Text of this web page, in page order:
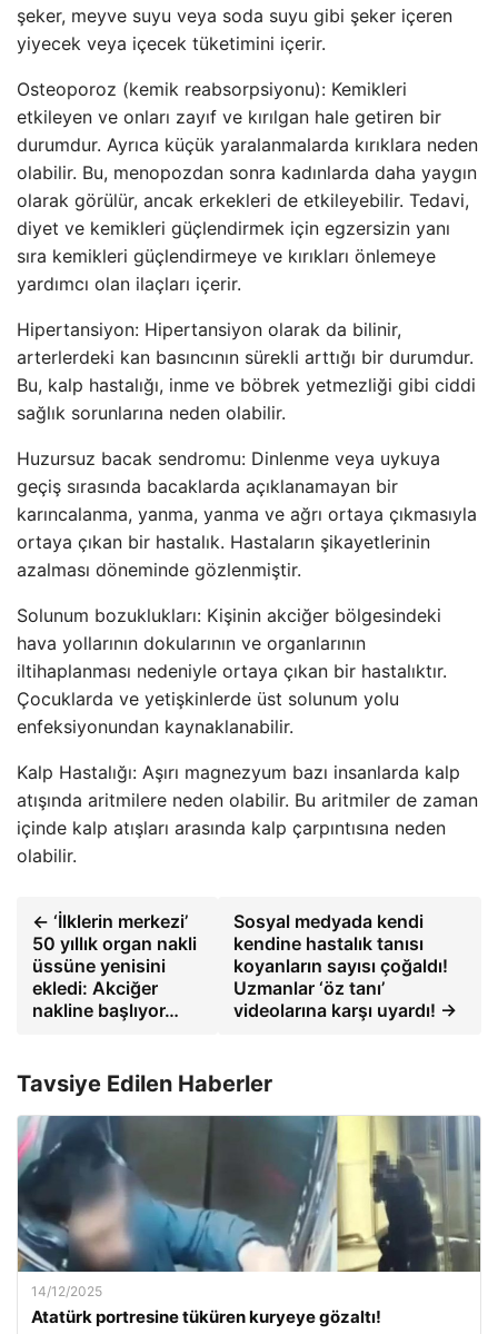
şeker, meyve suyu veya soda suyu gibi şeker içeren
yiyecek veya içecek tüketimini içerir.
Osteoporoz (kemik reabsorpsiyonu): Kemikleri
etkileyen ve onları zayıf ve kırılgan hale getiren bir
durumdur. Ayrıca küçük yaralanmalarda kırıklara neden
olabilir. Bu, menopozdan sonra kadınlarda daha yaygın
olarak görülür, ancak erkekleri de etkileyebilir. Tedavi,
diyet ve kemikleri güçlendirmek için egzersizin yanı
sıra kemikleri güçlendirmeye ve kırıkları önlemeye
yardımcı olan ilaçları içerir.
Hipertansiyon: Hipertansiyon olarak da bilinir,
arterlerdeki kan basıncının sürekli arttığı bir durumdur.
Bu, kalp hastalığı, inme ve böbrek yetmezliği gibi ciddi
sağlık sorunlarına neden olabilir.
Huzursuz bacak sendromu: Dinlenme veya uykuya
geçiş sırasında bacaklarda açıklanamayan bir
karıncalanma, yanma, yanma ve ağrı ortaya çıkmasıyla
ortaya çıkan bir hastalık. Hastaların şikayetlerinin
azalması döneminde gözlenmiştir.
Solunum bozuklukları: Kişinin akciğer bölgesindeki
hava yollarının dokularının ve organlarının
iltihaplanması nedeniyle ortaya çıkan bir hastalıktır.
Çocuklarda ve yetişkinlerde üst solunum yolu
enfeksiyonundan kaynaklanabilir.
Kalp Hastalığı: Aşırı magnezyum bazı insanlarda kalp
atışında aritmilere neden olabilir. Bu aritmiler de zaman
içinde kalp atışları arasında kalp çarpıntısına neden
olabilir.
← ‘İlklerin merkezi’
50 yıllık organ nakli
üssüne yenisini
ekledi: Akciğer
nakline başlıyor…
Sosyal medyada kendi
kendine hastalık tanısı
koyanların sayısı çoğaldı!
Uzmanlar ‘öz tanı’
videolarına karşı uyardı! →
Tavsiye Edilen Haberler
14/12/2025
Atatürk portresine tüküren kuryeye gözaltı!